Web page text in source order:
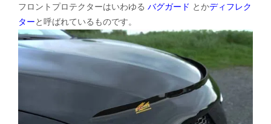
フロントプロテクターはいわゆる バグガード とかディフレク
ターと呼ばれているものです。